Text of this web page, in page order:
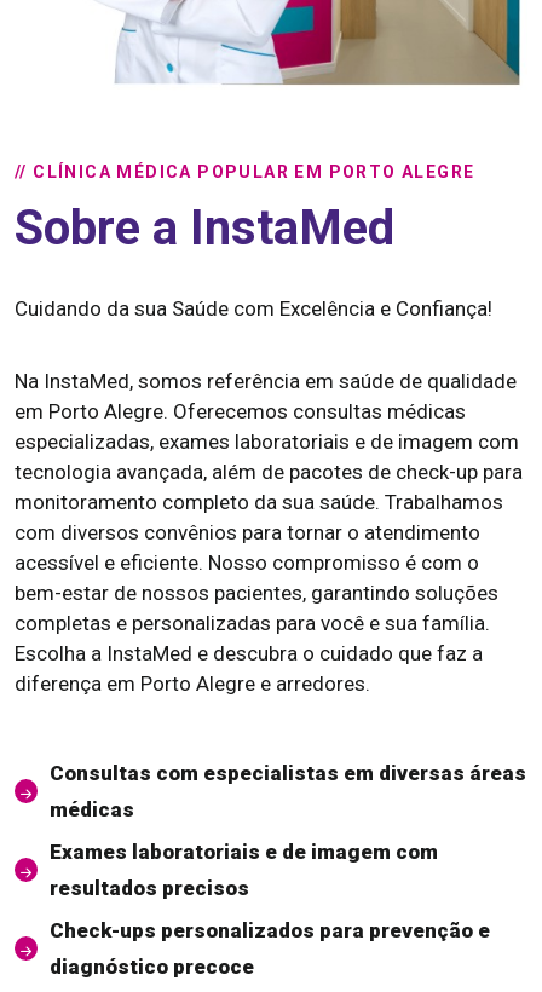
// CLÍNICA MÉDICA POPULAR EM PORTO ALEGRE
Sobre a InstaMed
Cuidando da sua Saúde com Excelência e Confiança!
Na InstaMed, somos referência em saúde de qualidade
em Porto Alegre. Oferecemos consultas médicas
especializadas, exames laboratoriais e de imagem com
tecnologia avançada, além de pacotes de check-up para
monitoramento completo da sua saúde. Trabalhamos
com diversos convênios para tornar o atendimento
acessível e eficiente. Nosso compromisso é com o
bem-estar de nossos pacientes, garantindo soluções
completas e personalizadas para você e sua família.
Escolha a InstaMed e descubra o cuidado que faz a
diferença em Porto Alegre e arredores.
Consultas com especialistas em diversas áreas
médicas
Exames laboratoriais e de imagem com
resultados precisos
Check-ups personalizados para prevenção e
diagnóstico precoce